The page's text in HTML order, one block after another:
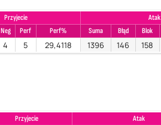
Przyjecie Atak
Neg Perf Perf% Suma Błąd Blok
4 5 29,4118 1396 146 158
Przyjecie Atak